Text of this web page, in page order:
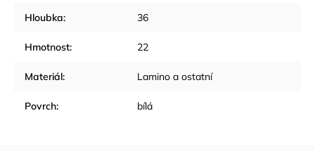
Hloubka: 36
Hmotnost: 22
Materiál: Lamino a ostatní
Povrch: bílá